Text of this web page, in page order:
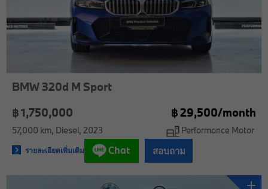
BMW 320d M Sport
฿ 1,750,000
฿29,500/month
57,000 km Diesel 2023 Performance Motor
รายละเอียดเพิ่มเติม Chat สอบถาม